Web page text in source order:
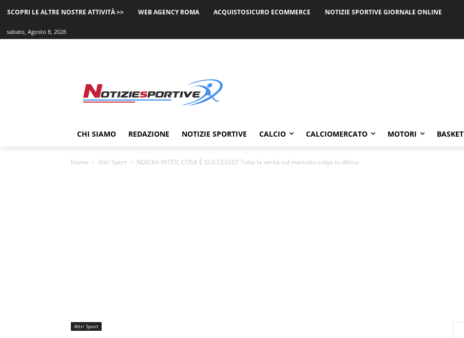
SCOPRI LE ALTRE NOSTRE ATTIVITÀ >> WEB AGENCY ROMA ACQUISTOSICURO ECOMMERCE NOTIZIE SPORTIVE GIORNALE ONLINE
sabato, Agosto 8, 2026
CHI SIAMO REDAZIONE NOTIZIE SPORTIVE CALCIO CALCIOMERCATO MOTORI BASKET
Home Altri Sport NDICKA-INTER, COSA È SUCCESSO? Tutta la verità sul mancato colpo in difesa
Altri Sport